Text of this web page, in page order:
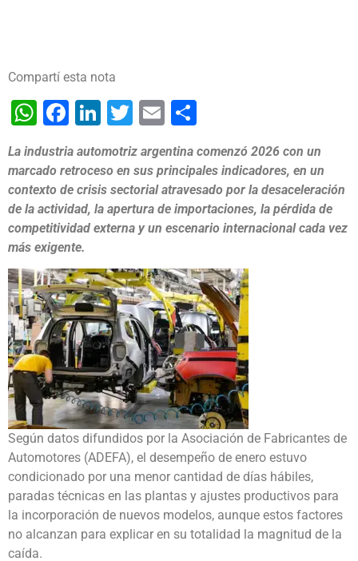
Compartí esta nota
WhatsApp
Facebook
LinkedIn
Twitter
Email
La industria automotriz argentina comenzó 2026 con un
marcado retroceso en sus principales indicadores, en un
contexto de crisis sectorial atravesado por la desaceleración
de la actividad, la apertura de importaciones, la pérdida de
competitividad externa y un escenario internacional cada vez
más exigente.
Según datos difundidos por la Asociación de Fabricantes de
Automotores (ADEFA), el desempeño de enero estuvo
condicionado por una menor cantidad de días hábiles,
paradas técnicas en las plantas y ajustes productivos para
la incorporación de nuevos modelos, aunque estos factores
no alcanzan para explicar en su totalidad la magnitud de la
caída.